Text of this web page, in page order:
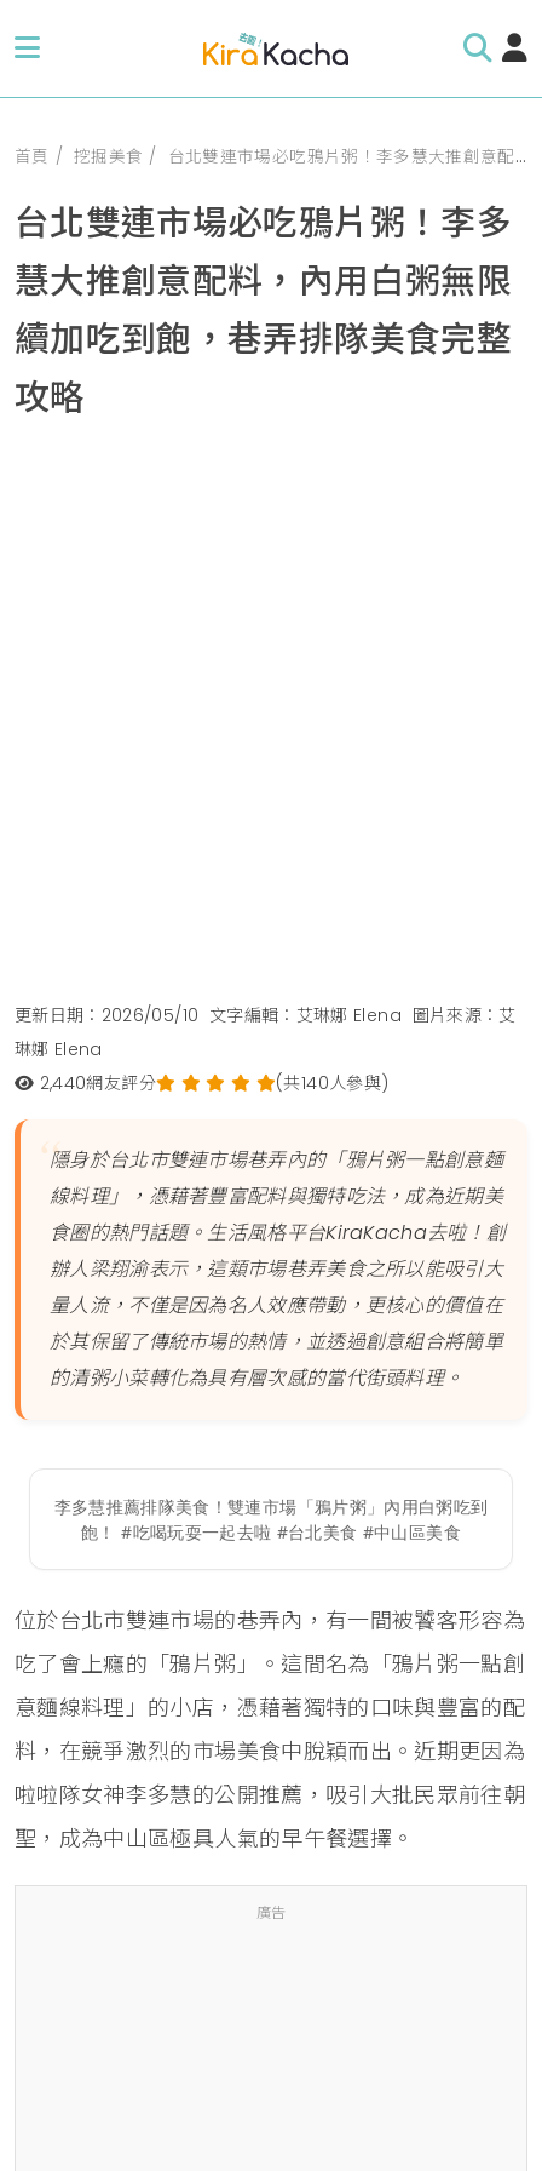
首頁 挖掘美食 台北雙連市場必吃鴉片粥！李多慧大推創意配料，內用白粥無限續加吃到飽，巷弄排隊美食完整攻略
台北雙連市場必吃鴉片粥！李多
慧大推創意配料，內用白粥無限
續加吃到飽，巷弄排隊美食完整
攻略
更新日期：2026/05/10 文字編輯：艾琳娜 Elena 圖片來源：艾
琳娜 Elena
2,440網友評分 (共140人參與)
隱身於台北市雙連市場巷弄內的「鴉片粥一點創意麵
線料理」，憑藉著豐富配料與獨特吃法，成為近期美
食圈的熱門話題。生活風格平台KiraKacha去啦！創
辦人梁翔渝表示，這類市場巷弄美食之所以能吸引大
量人流，不僅是因為名人效應帶動，更核心的價值在
於其保留了傳統市場的熱情，並透過創意組合將簡單
的清粥小菜轉化為具有層次感的當代街頭料理。
李多慧推薦排隊美食！雙連市場「鴉片粥」內用白粥吃到
飽！ #吃喝玩耍一起去啦 #台北美食 #中山區美食
位於台北市雙連市場的巷弄內，有一間被饕客形容為
吃了會上癮的「鴉片粥」。這間名為「鴉片粥一點創
意麵線料理」的小店，憑藉著獨特的口味與豐富的配
料，在競爭激烈的市場美食中脫穎而出。近期更因為
啦啦隊女神李多慧的公開推薦，吸引大批民眾前往朝
聖，成為中山區極具人氣的早午餐選擇。
廣告